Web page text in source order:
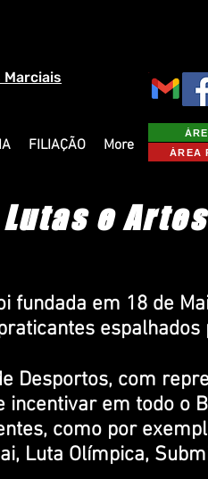
FILIAÇÃO More
ÁREA
e
fundada em 18 de
espalhados
Desportos, com
em todo o
como por
Luta Olímpica,